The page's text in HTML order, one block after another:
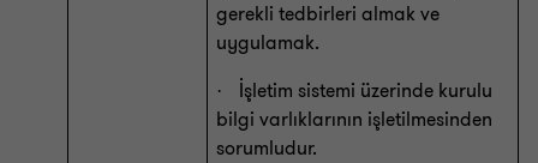
gerekli tedbirleri almak ve
uygulamak.
·
İşletim sistemi üzerinde kurulu
bilgi varlıklarının işletilmesinden
sorumludur.